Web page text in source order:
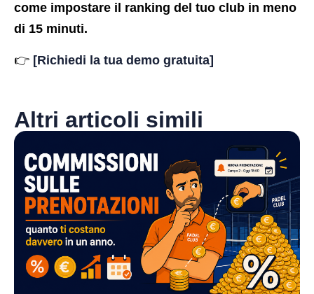
come impostare il ranking del tuo club in meno
di 15 minuti.
👉 [Richiedi la tua demo gratuita]
Altri articoli simili